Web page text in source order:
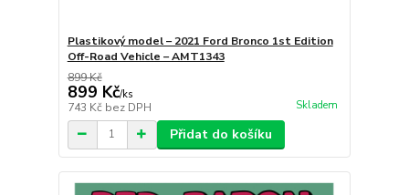
Plastikový model – 2021 Ford Bronco 1st Edition
Off-Road Vehicle – AMT1343
899 Kč
899 Kč/ks
743 Kč bez DPH Skladem
Přidat do košíku